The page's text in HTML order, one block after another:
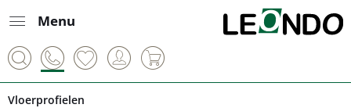
Menu
Vloerprofielen